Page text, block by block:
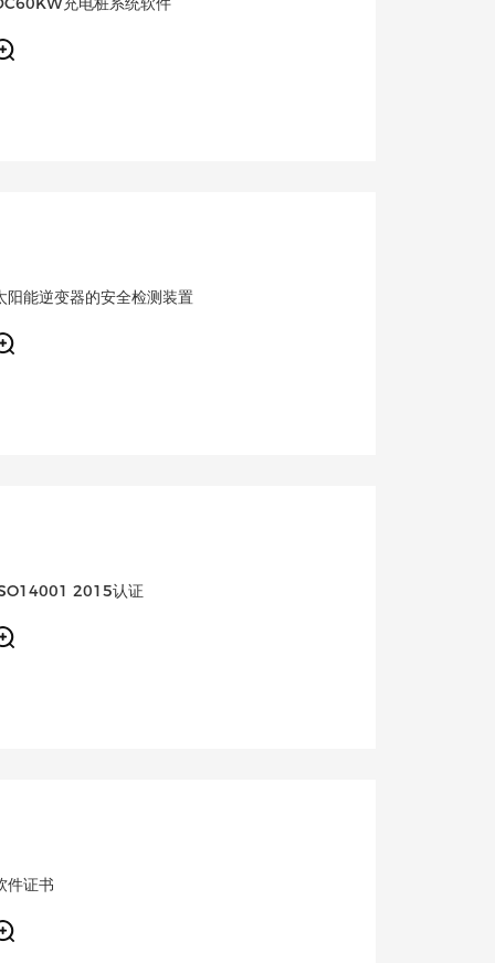
阳能逆变器的安全检测装置
2015认证
件证书